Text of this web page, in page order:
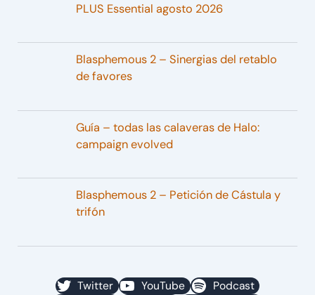
PLUS Essential agosto 2026
Blasphemous 2 – Sinergias del retablo
de favores
Guía – todas las calaveras de Halo:
campaign evolved
Blasphemous 2 – Petición de Cástula y
trifón
Twitter YouTube
Podcast